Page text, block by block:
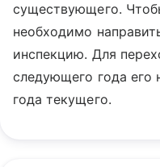
существующего.
необходимо
инспекцию. Для
следующего года его
года текущего.